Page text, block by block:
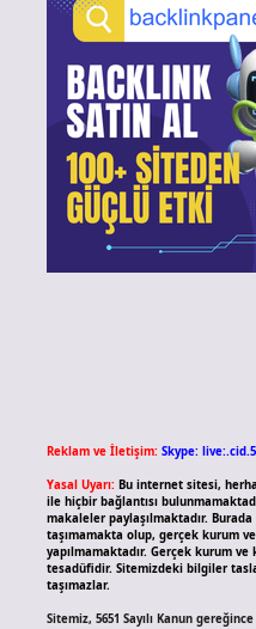
Reklam ve İletişim: Skype:
Yasal Uyarı: Bu internet sitesi,
ile hiçbir bağlantısı
makaleler paylaşılmaktadır.
taşımamakta olup, gerçek kurum
yapılmamaktadır. Gerçek kurum
tesadüfidir. Sitemizdeki bilgiler
taşımazlar.
Sitemiz, 5651 Sayılı Kanun